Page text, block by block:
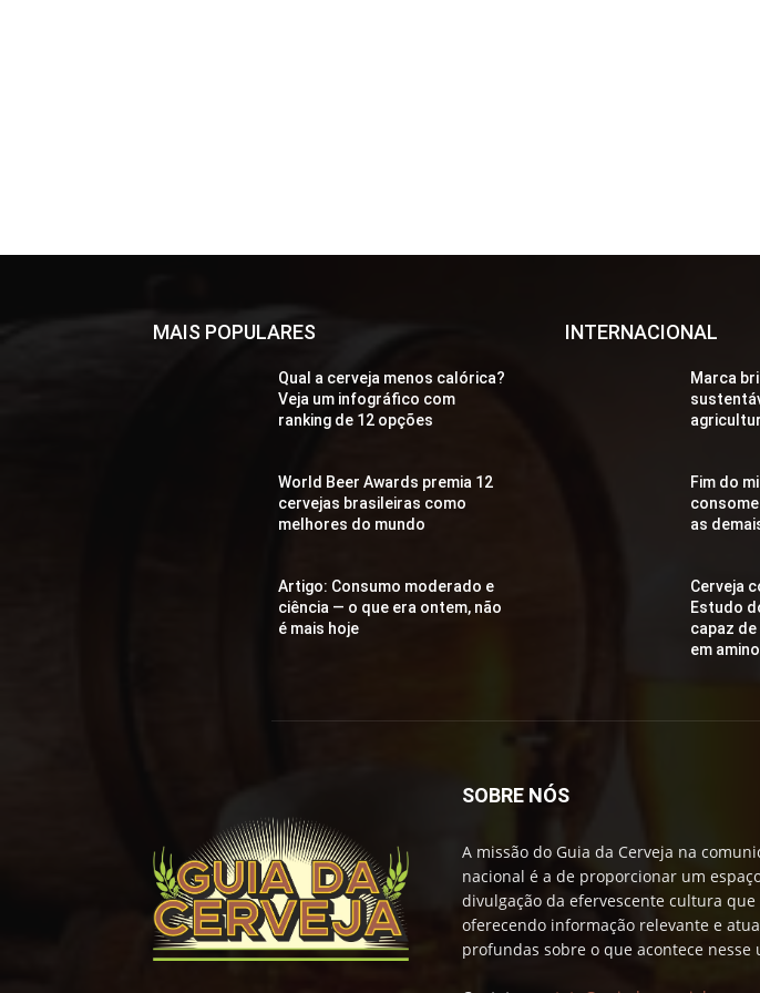
MAIS POPULARES
Qual a cerveja menos calórica?
Veja um infográfico com
ranking de 12 opções
World Beer Awards premia 12
cervejas brasileiras como
melhores do mundo
Artigo: Consumo moderado e
ciência — o que era ontem, não
é mais hoje
INTERNACIONAL
Marca
Fim do
as
Cerveja
Estudo
capaz
em
SOBRE NÓS
A missão do Guia da Cerveja na
nacional é a de proporcionar um
divulgação da efervescente cultura que
oferecendo informação relevante e
profundas sobre o que acontece nesse